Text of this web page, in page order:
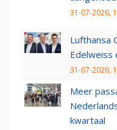
31-07-2026,
Lufthansa
Edelweiss
31-07-2026,
Meer
kwartaal